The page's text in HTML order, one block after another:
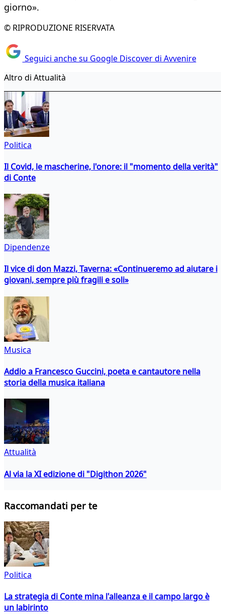
giorno».
© RIPRODUZIONE RISERVATA
Seguici anche su Google Discover di Avvenire
Altro di Attualità
Politica
Il Covid, le mascherine, l'onore: il "momento della verità"
di Conte
Dipendenze
Il vice di don Mazzi, Taverna: «Continueremo ad aiutare i
giovani, sempre più fragili e soli»
Musica
Addio a Francesco Guccini, poeta e cantautore nella
storia della musica italiana
Attualità
Al via la XI edizione di "Digithon 2026"
Raccomandati per te
Politica
La strategia di Conte mina l'alleanza e il campo largo è
un labirinto